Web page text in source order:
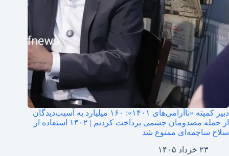
دبیر کمیته «ناآرامی‌های ۱۴۰۱»: ۱۶۰ میلیارد به آسیب‌دیدگان
از جمله مصدومان چشمی پرداخت کردیم | ۱۴۰۲ استفاده از
سلاح ساچمه‌ای ممنوع شد
۲۳ خرداد ۱۴۰۵